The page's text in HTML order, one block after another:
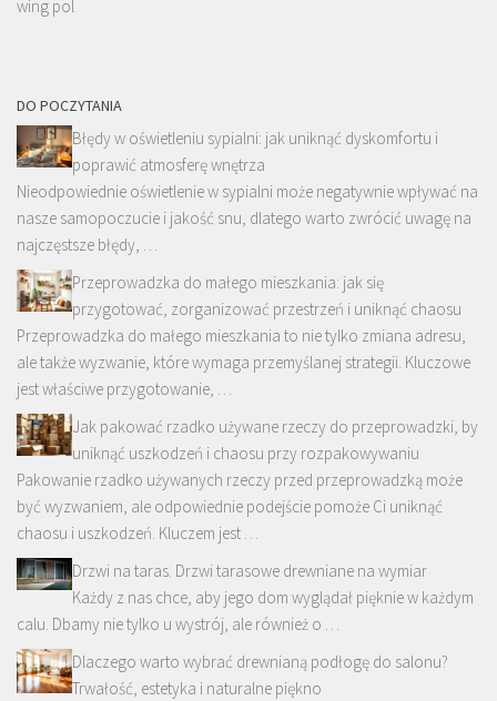
wing pol
DO POCZYTANIA
Błędy w oświetleniu sypialni: jak uniknąć dyskomfortu i
poprawić atmosferę wnętrza
Nieodpowiednie oświetlenie w sypialni może negatywnie wpływać na
nasze samopoczucie i jakość snu, dlatego warto zwrócić uwagę na
najczęstsze błędy, …
Przeprowadzka do małego mieszkania: jak się
przygotować, zorganizować przestrzeń i uniknąć chaosu
Przeprowadzka do małego mieszkania to nie tylko zmiana adresu,
ale także wyzwanie, które wymaga przemyślanej strategii. Kluczowe
jest właściwe przygotowanie, …
Jak pakować rzadko używane rzeczy do przeprowadzki, by
uniknąć uszkodzeń i chaosu przy rozpakowywaniu
Pakowanie rzadko używanych rzeczy przed przeprowadzką może
być wyzwaniem, ale odpowiednie podejście pomoże Ci uniknąć
chaosu i uszkodzeń. Kluczem jest …
Drzwi na taras. Drzwi tarasowe drewniane na wymiar
Każdy z nas chce, aby jego dom wyglądał pięknie w każdym
calu. Dbamy nie tylko u wystrój, ale również o …
Dlaczego warto wybrać drewnianą podłogę do salonu?
Trwałość, estetyka i naturalne piękno